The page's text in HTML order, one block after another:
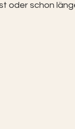
oder schon